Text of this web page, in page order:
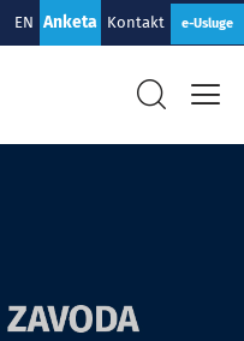
EN Anketa Kontakt e-Usluge